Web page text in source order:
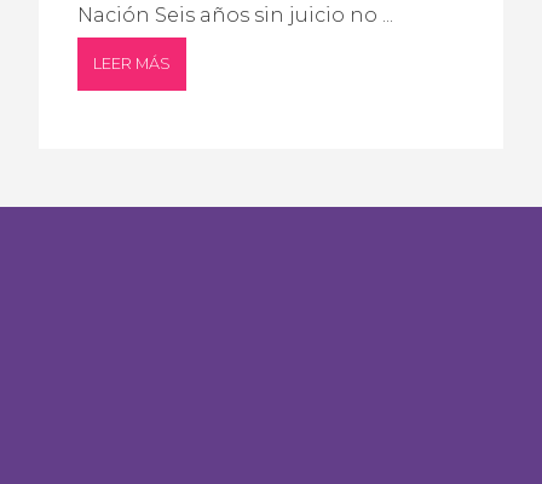
Nación Seis años sin juicio no ...
LEER MÁS